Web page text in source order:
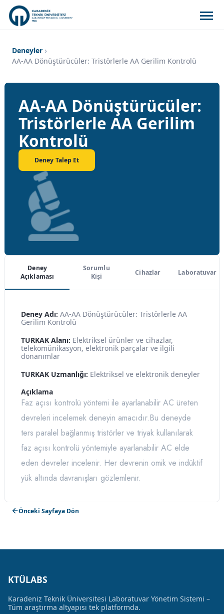
Deneyler
AA-AA Dönüştürücüler: Tristörlerle AA Gerilim Kontrolü
AA-AA Dönüştürücüler:
Tristörlerle AA Gerilim
Kontrolü
Deney Talep Et
Deney
Açıklaması
Sorumlu
Kişi
Cihazlar Laboratuvar
Deney Adı: AA-AA Dönüştürücüler: Tristörlerle AA
Gerilim Kontrolü
TURKAK Alanı: Elektriksel ürünler ve cihazlar,
telekomünikasyon, elektronik parçalar ve ilgili
donanımlar
TURKAK Uzmanlığı: Elektriksel ve elektronik deneyler
Açıklama
Faz açısı kontrolü yöntemi ile ayarlanabilir AC üreten
devreleri incelemek deneyin amacıdır.Bu deneyde
ters paralel bağlanmış tristörler ve triyak kullanılarak
faz açısı kontrolü yöntemiyle ayarlanabilir AC elde
eden devreler incelenir. Her devrenin omik ve indüktif
yük altında davranışları gözlemlenir.
Önceki Sayfaya Dön
KTÜLABS
Karadeniz Teknik Üniversitesi Laboratuvar Yönetim Sistemi –
Tüm araştırma altyapısı tek platformda.